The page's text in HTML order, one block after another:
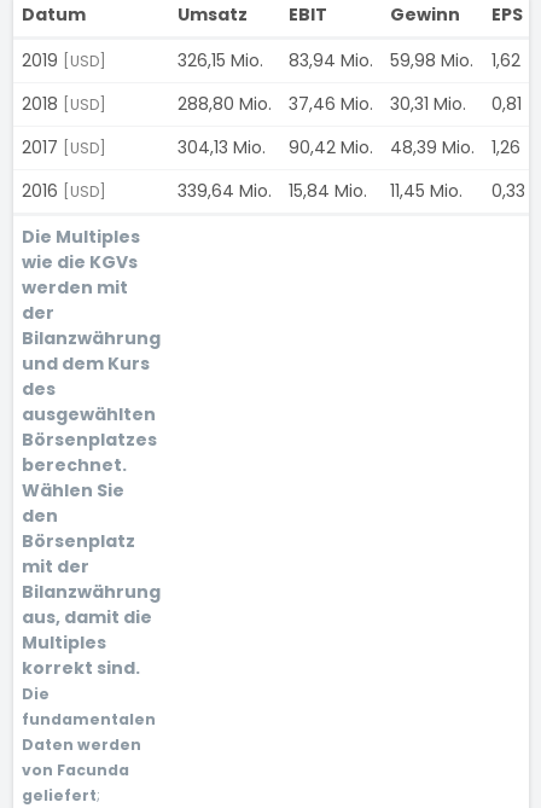
Datum Umsatz EBIT Gewinn
EPS
2019
[USD] 326,15 Mio. 83,94 Mio. 59,98 Mio.
1,62
2018
[USD] 288,80 Mio. 37,46 Mio. 30,31 Mio.
0,81
2017
[USD] 304,13 Mio. 90,42 Mio. 48,39 Mio.
1,26
2016
[USD] 339,64 Mio. 15,84 Mio. 11,45 Mio.
0,33
Die Multiples
wie die KGVs
werden mit
der
Bilanzwährung
und dem Kurs
des
ausgewählten
Börsenplatzes
berechnet.
Wählen Sie
den
Börsenplatz
mit der
Bilanzwährung
aus, damit die
Multiples
korrekt sind.
Die
fundamentalen
Daten werden
von Facunda
geliefert;